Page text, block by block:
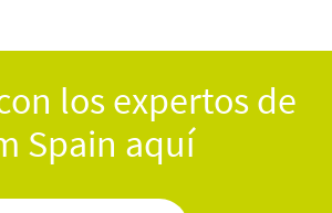
los expertos de
Spain aquí